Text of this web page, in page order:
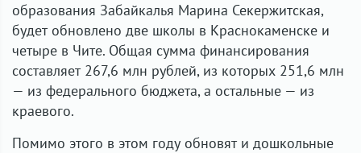
образования Забайкалья Марина Секержитская,
будет обновлено две школы в Краснокаменске и
четыре в Чите. Общая сумма финансирования
составляет 267,6 млн рублей, из которых 251,6 млн
— из федерального бюджета, а остальные — из
краевого.
Помимо этого в этом году обновят и дошкольные